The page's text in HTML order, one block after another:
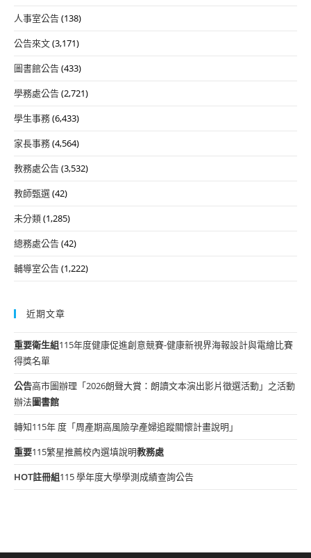
人事室公告(138)
公告來文(3,171)
圖書館公告(433)
學務處公告(2,721)
學生事務(6,433)
家長事務(4,564)
教務處公告(3,532)
教師甄選(42)
未分類(1,285)
總務處公告(42)
輔導室公告(1,222)
近期文章
重要衛生組115年度健康促進創意競賽-健康新視界海報設計與電繪比賽
得獎名單
公告高市圖辦理「2026朗聲大賞：朗讀文本演出影片徵選活動」之活動
辦法圖書館
轉知115年 度「周產期高風險孕產婦追蹤關懷計畫說明」
重要115繁星推薦校內選填說明教務處
HOT註冊組115 學年度大學學測成績查詢公告